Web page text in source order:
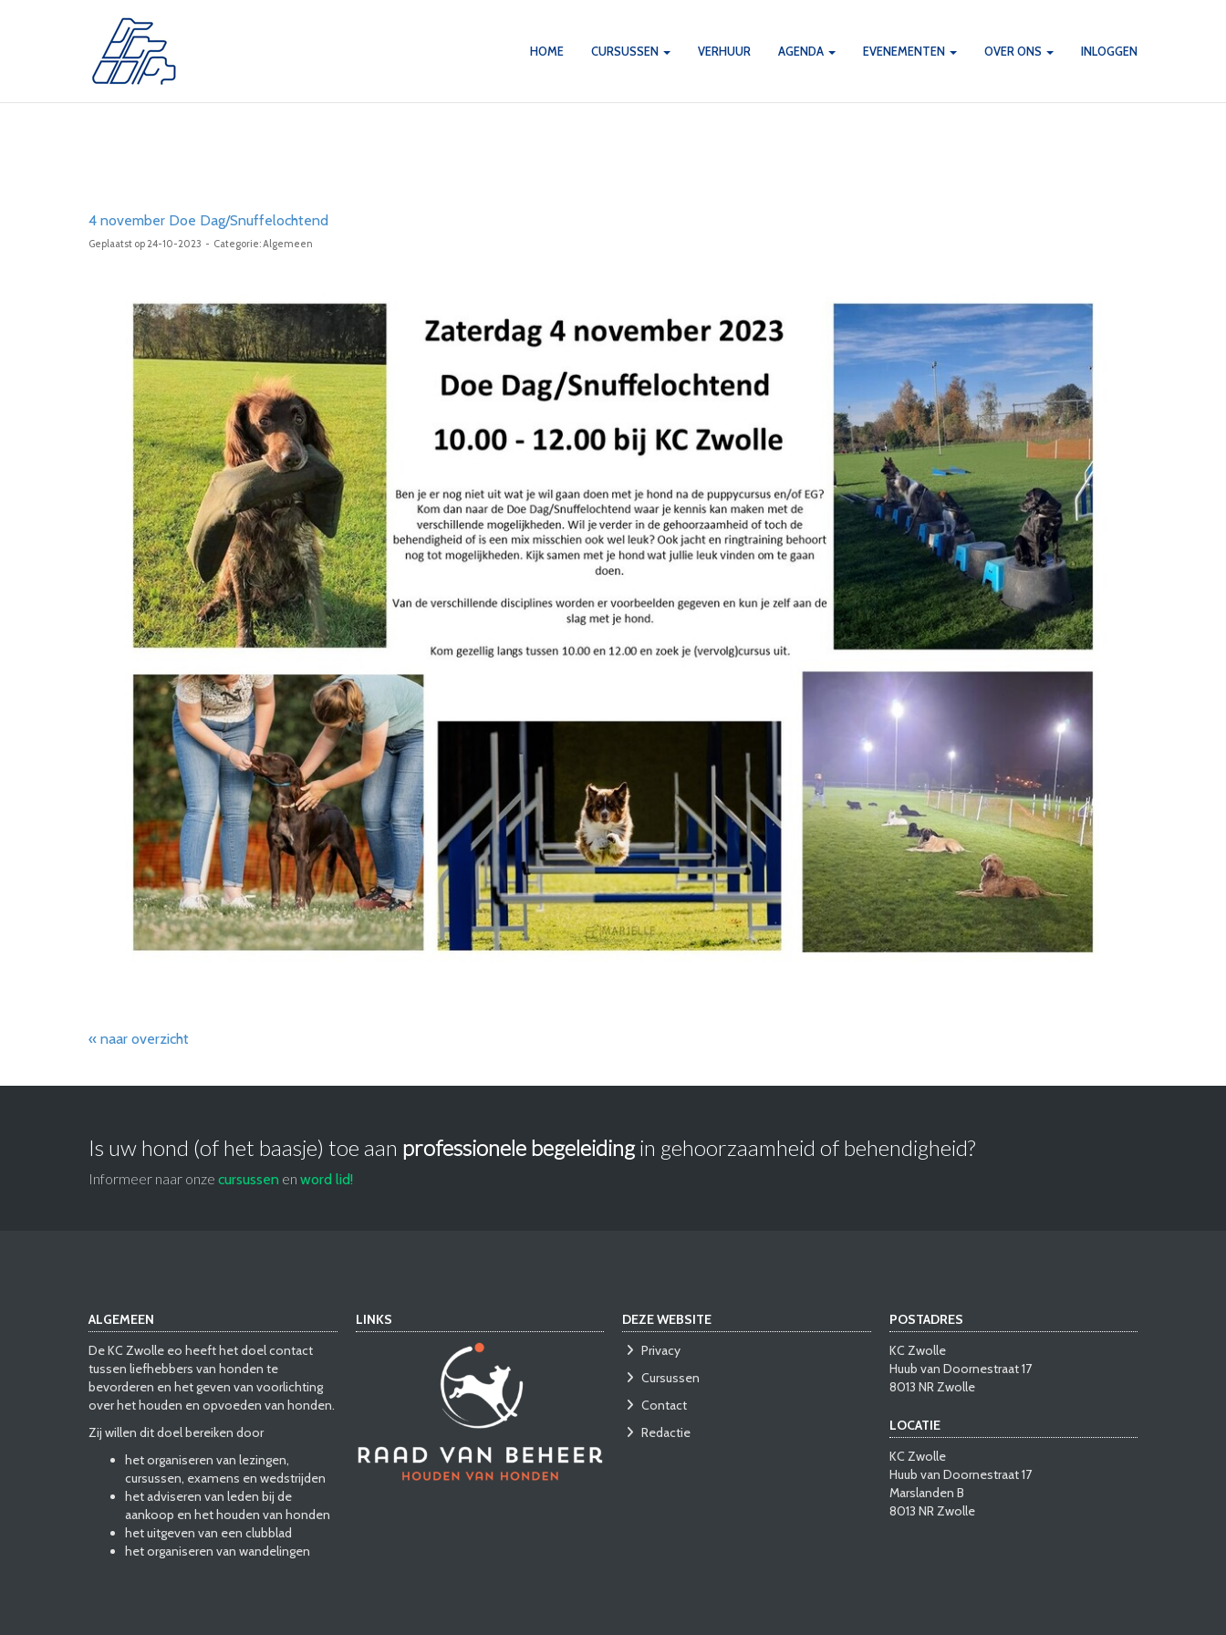
HOME CURSUSSEN VERHUUR AGENDA EVENEMENTEN OVER ONS INLOGGEN
4 november Doe Dag/Snuffelochtend
Geplaatst op 24-10-2023 - Categorie: Algemeen
« naar overzicht
Is uw hond (of het baasje) toe aan professionele begeleidingin gehoorzaamheid of behendigheid?
Informeer naar onze cursussen en word lid!
ALGEMEEN
De KC Zwolle eo heeft het doel contact
tussen liefhebbers van honden te
bevorderen en het geven van voorlichting
over het houden en opvoeden van honden.
Zij willen dit doel bereiken door
het organiseren van lezingen,
cursussen, examens en wedstrijden
het adviseren van leden bij de
aankoop en het houden van honden
het uitgeven van een clubblad
het organiseren van wandelingen
LINKS
DEZE WEBSITE
Privacy
Cursussen
Contact
Redactie
POSTADRES
KC Zwolle
Huub van Doornestraat 17
8013 NR Zwolle
LOCATIE
KC Zwolle
Huub van Doornestraat 17
Marslanden B
8013 NR Zwolle